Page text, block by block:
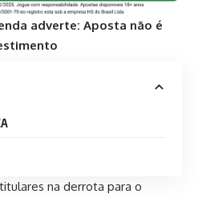
adverte: Aposta não é
na derrota para o